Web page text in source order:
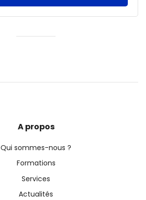
A propos
Qui sommes-nous ?
Formations
Services
Actualités